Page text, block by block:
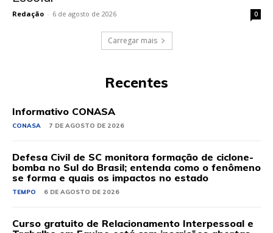
Redação - 6 de agosto de 2026 0
Carregar mais
Recentes
Informativo CONASA
CONASA 7 DE AGOSTO DE 2026
Defesa Civil de SC monitora formação de ciclone-
bomba no Sul do Brasil; entenda como o fenômeno
se forma e quais os impactos no estado
TEMPO 6 DE AGOSTO DE 2026
Curso gratuito de Relacionamento Interpessoal e